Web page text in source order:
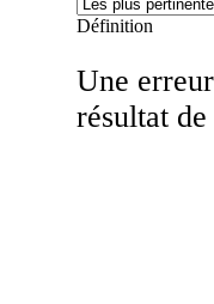
Définition
Une
résultat